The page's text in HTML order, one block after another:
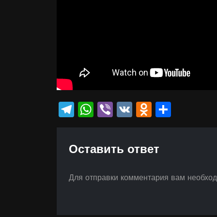
Telegram
WhatsApp
Viber
VK
Оставить ответ
Для отправки комментария вам